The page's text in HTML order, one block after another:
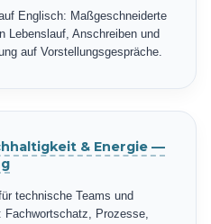
Englisch: Maßgeschneiderte
Lebenslauf, Anschreiben und
auf Vorstellungsgespräche.
& Energie —
technische Teams und
Fachwortschatz, Prozesse,